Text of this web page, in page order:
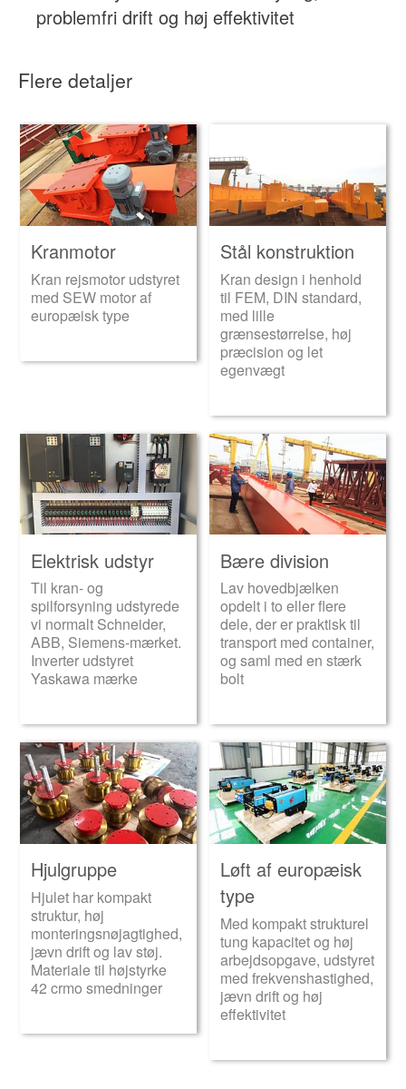
problemfri drift og høj effektivitet
Flere detaljer
Kranmotor
Kran rejsmotor udstyret
med SEW motor af
europæisk type
Stål konstruktion
Kran design i henhold
til FEM, DIN standard,
med lille
grænsestørrelse, høj
præcision og let
egenvægt
Elektrisk udstyr
Til kran- og
spilforsyning udstyrede
vi normalt Schneider,
ABB, Siemens-mærket.
Inverter udstyret
Yaskawa mærke
Bære division
Lav hovedbjælken
opdelt i to eller flere
dele, der er praktisk til
transport med container,
og saml med en stærk
bolt
Hjulgruppe
Hjulet har kompakt
struktur, høj
monteringsnøjagtighed,
jævn drift og lav støj.
Materiale til højstyrke
42 crmo smedninger
Løft af europæisk
type
Med kompakt strukturel
tung kapacitet og høj
arbejdsopgave, udstyret
med frekvenshastighed,
jævn drift og høj
effektivitet